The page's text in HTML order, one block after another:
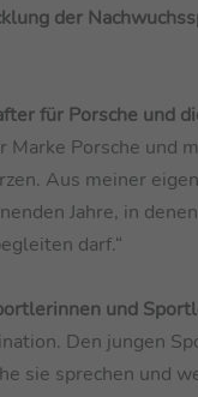
der
für Porsche und
Porsche und
Aus meiner
Jahre, in
darf.“
und
Den jungen
sie sprechen und